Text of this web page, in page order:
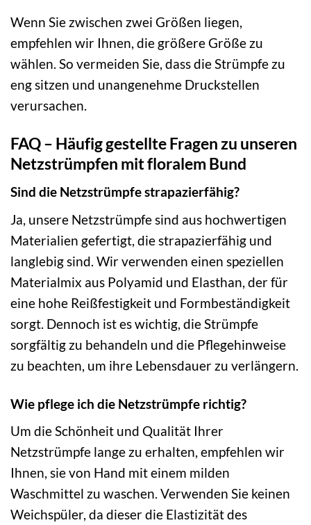
Wenn Sie zwischen zwei Größen liegen,
empfehlen wir Ihnen, die größere Größe zu
wählen. So vermeiden Sie, dass die Strümpfe zu
eng sitzen und unangenehme Druckstellen
verursachen.
FAQ – Häufig gestellte Fragen zu unseren
Netzstrümpfen mit floralem Bund
Sind die Netzstrümpfe strapazierfähig?
Ja, unsere Netzstrümpfe sind aus hochwertigen
Materialien gefertigt, die strapazierfähig und
langlebig sind. Wir verwenden einen speziellen
Materialmix aus Polyamid und Elasthan, der für
eine hohe Reißfestigkeit und Formbeständigkeit
sorgt. Dennoch ist es wichtig, die Strümpfe
sorgfältig zu behandeln und die Pflegehinweise
zu beachten, um ihre Lebensdauer zu verlängern.
Wie pflege ich die Netzstrümpfe richtig?
Um die Schönheit und Qualität Ihrer
Netzstrümpfe lange zu erhalten, empfehlen wir
Ihnen, sie von Hand mit einem milden
Waschmittel zu waschen. Verwenden Sie keinen
Weichspüler, da dieser die Elastizität des